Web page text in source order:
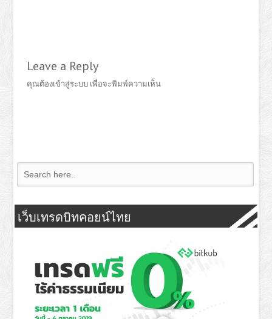
Leave a Reply
คุณต้องเข้าสู่ระบบ เพื่อจะพิมพ์ความเห็น
เว็บเทรดบิทคอยน์ไทย